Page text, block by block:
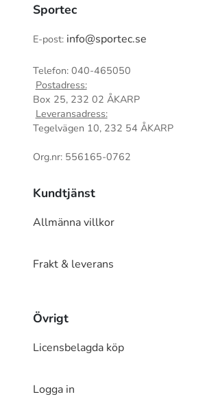
Sportec
E-post: info@sportec.se
Telefon: 040-465050
Postadress:
Box 25, 232 02 ÅKARP
Leveransadress:
Tegelvägen 10, 232 54 ÅKARP
Org.nr: 556165-0762
Kundtjänst
Allmänna villkor
Frakt & leverans
Övrigt
Licensbelagda köp
Logga in